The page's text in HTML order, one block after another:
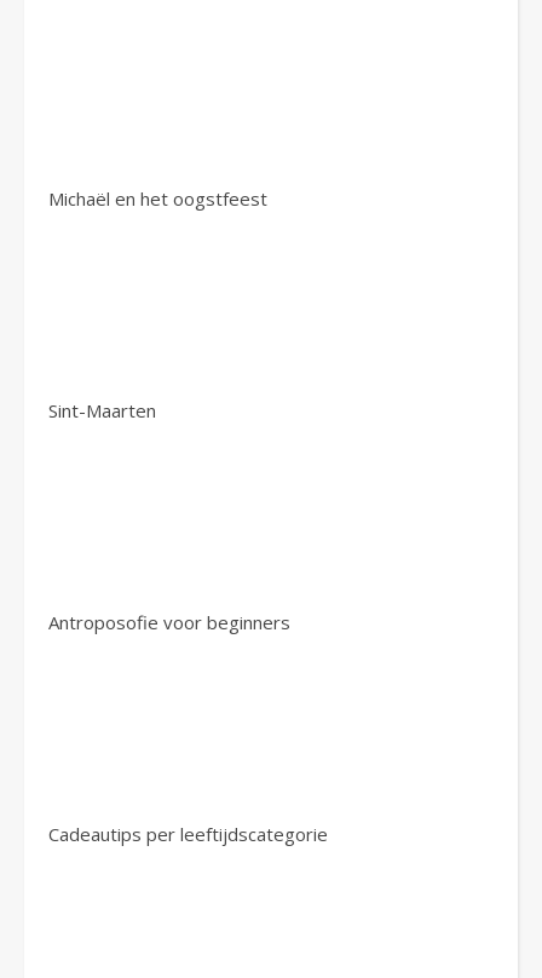
Michaël en het oogstfeest
Sint-Maarten
Antroposofie voor beginners
Cadeautips per leeftijdscategorie